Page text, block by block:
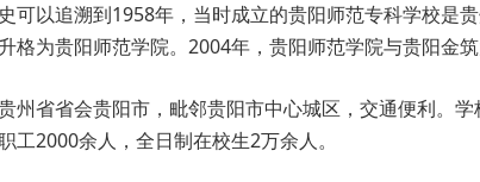
可以追溯到1958年，当时成立的贵阳师范专科学校是
格为贵阳师范学院。2004年，贵阳师范学院与贵阳金筑
州省省会贵阳市，毗邻贵阳市中心城区，交通便利。
工2000余人，全日制在校生2万余人。